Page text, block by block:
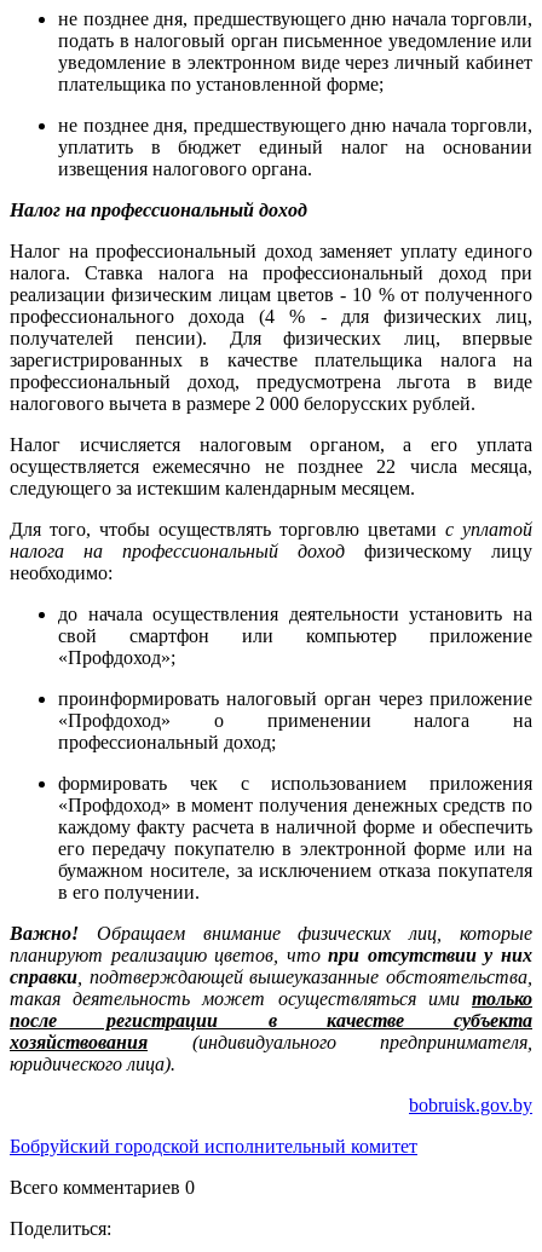
не позднее дня, предшествующего дню начала торговли,
подать в налоговый орган письменное уведомление или
уведомление в электронном виде через личный кабинет
плательщика по установленной форме;
не позднее дня, предшествующего дню начала торговли,
уплатить в бюджет единый налог на основании
извещения налогового органа.
Налог на профессиональный доход
Налог на профессиональный доход заменяет уплату единого
налога. Ставка налога на профессиональный доход при
реализации физическим лицам цветов - 10 % от полученного
профессионального дохода (4 % - для физических лиц,
получателей пенсии). Для физических лиц, впервые
зарегистрированных в качестве плательщика налога на
профессиональный доход, предусмотрена льгота в виде
налогового вычета в размере 2 000 белорусских рублей.
Налог исчисляется налоговым органом, а его уплата
осуществляется ежемесячно не позднее 22 числа месяца,
следующего за истекшим календарным месяцем.
Для того, чтобы осуществлять торговлю цветами с уплатой
налога на профессиональный доход
физическому лицу
необходимо:
до начала осуществления деятельности установить на
свой смартфон или компьютер приложение
«Профдоход»;
проинформировать налоговый орган через приложение
«Профдоход» о применении налога на
профессиональный доход;
формировать чек с использованием приложения
«Профдоход» в момент получения денежных средств по
каждому факту расчета в наличной форме и обеспечить
его передачу покупателю в электронной форме или на
бумажном носителе, за исключением отказа покупателя
в его получении.
Важно! Обращаем внимание физических лиц, которые
планируют реализацию цветов, чтопри отсутствии у них
справки , подтверждающей вышеуказанные обстоятельства,
такая деятельность может осуществляться ими только
после регистрации в качестве субъекта
хозяйствования (индивидуального предпринимателя,
юридического лица).
bobruisk.gov.by
Бобруйский городской исполнительный комитет
Всего комментариев 0
Поделиться: